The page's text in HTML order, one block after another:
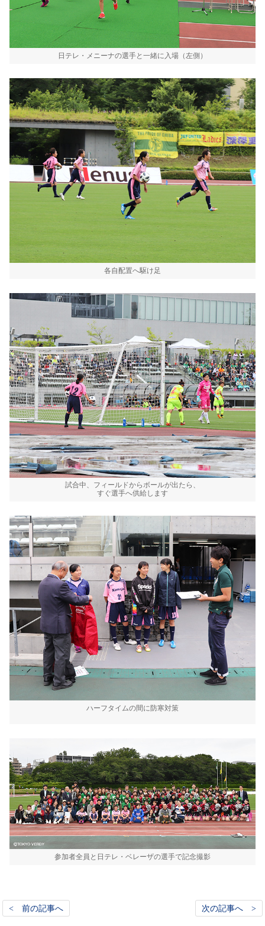
日テレ・メニーナの選手と一緒に入場（左側）
各自配置へ駆け足
試合中、フィールドからボールが出たら、
すぐ選手へ供給します
ハーフタイムの間に防寒対策
参加者全員と日テレ・ベレーザの選手で記念撮影
< 前の記事へ 次の記事へ >